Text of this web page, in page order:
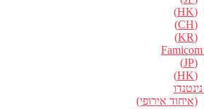
(HK)
(CH)
(KR)
(JP)
(HK)
(איחוד אירופי)